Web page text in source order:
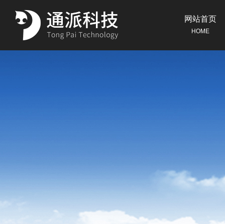
网站首页
HOME